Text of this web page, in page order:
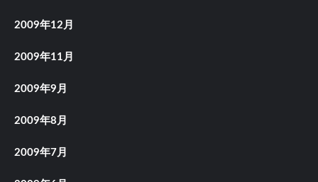
2009年12月
2009年11月
2009年9月
2009年8月
2009年7月